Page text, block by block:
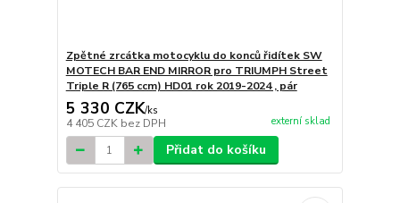
Zpětné zrcátka motocyklu do konců řidítek SW
MOTECH BAR END MIRROR pro TRIUMPH Street
Triple R (765 ccm) HD01 rok 2019-2024 , pár
5 330 CZK/ks
4 405 CZK bez DPH externí sklad
Přidat do košíku